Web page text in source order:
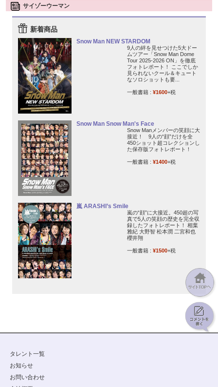
サイゾーウーマン
新着商品
Snow Man NEW STARDOM
9人の絆を見せつけた5大ドー
ムツアー「Snow Man Dome
Tour 2025-2026 ON」を徹底
フォトレポート！ ここでしか
見られないクール＆キュート
なソロショットも要...
一般書籍 : ¥1600+税
Snow Man Snow Man's Face
Snow Manメンバーの笑顔に大
接近！ 9人の“顔”だけを全
450ショット超コレクションし
た保存版フォトレポート！
一般書籍 : ¥1400+税
嵐 ARASHI’s Smile
嵐の“顔”に大接近。450超の写
真で5人の笑顔の歴史を完全収
録したフォトレポート！ 相葉
雅紀 大野智 松本潤 二宮和也
櫻井翔
一般書籍 : ¥1500+税
タレント一覧
お知らせ
お問い合わせ